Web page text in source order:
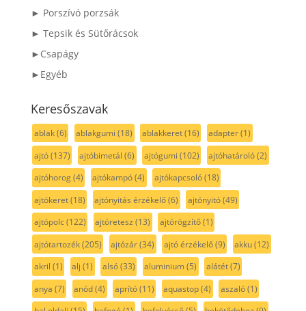
► Porszívó porzsák
► Tepsik és Sütőrácsok
►Csapágy
►Egyéb
Keresőszavak
ablak(6) ablakgumi (18) ablakkeret(16) adapter(1)
ajtó(137) ajtóbimetál (6) ajtógumi (102) ajtóhatároló(2)
ajtóhorog(4) ajtókampó(4) ajtókapcsoló(18)
ajtókeret(18) ajtónyitás érzékelő(6) ajtónyitó(49)
ajtópolc(122) ajtóretesz (13) ajtórögzítő(1)
ajtótartozék(205) ajtózár(34) ajtó érzékelő(9) akku(12)
akril (1) alj (1) alsó(33) aluminium(5) alátét(7)
anya (7) anód(4) aprító(11) aquastop(4) aszaló(1)